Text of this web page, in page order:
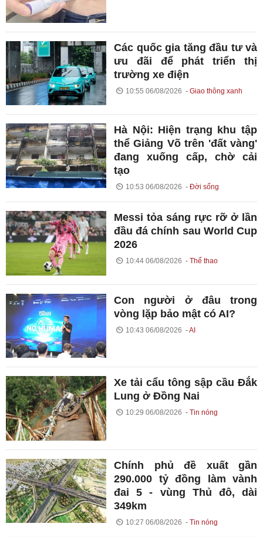
Các quốc gia tăng đầu tư và
ưu đãi để phát triển thị
trường xe điện
10:55 06/08/2026 Giao thông xanh
Hà Nội: Hiện trạng khu tập
thể Giảng Võ trên 'đất vàng'
đang xuống cấp, chờ cải
tạo
10:53 06/08/2026 Đời sống
Messi tỏa sáng rực rỡ ở lần
đầu đá chính sau World Cup
2026
10:44 06/08/2026 Thể thao
Con người ở đâu trong
vòng lặp bảo mật có AI?
10:43 06/08/2026 AI
Xe tải cẩu tông sập cầu Đắk
Lung ở Đồng Nai
10:29 06/08/2026 Tin nóng
Chính phủ đề xuất gần
290.000 tỷ đồng làm vành
đai 5 - vùng Thủ đô, dài
349km
10:27 06/08/2026 Tin nóng